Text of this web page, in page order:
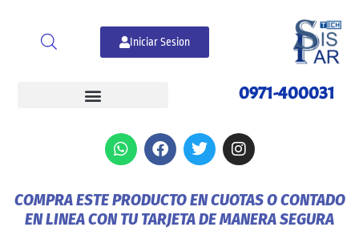
contenido
Iniciar Sesion
0971-400031
W
h
s
a
F
a
b
o
T
w
t
e
I
n
a
g
COMPRA ESTE PRODUCTO EN CUOTAS O CONTADO
EN LINEA CON TU TARJETA DE MANERA SEGURA